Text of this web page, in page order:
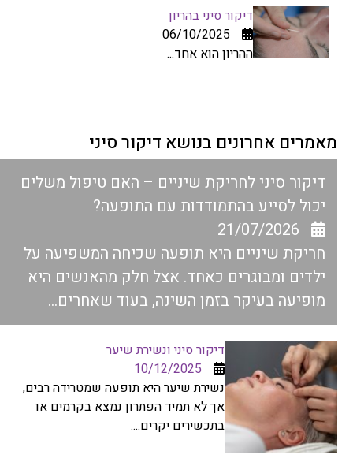
דיקור סיני בהריון
06/10/2025
ההריון הוא אחד...
מאמרים אחרונים בנושא דיקור סיני
דיקור סיני לחריקת שיניים – האם טיפול משלים
יכול לסייע בהתמודדות עם התופעה?
21/07/2026
חריקת שיניים היא תופעה שכיחה המשפיעה על
ילדים ומבוגרים כאחד. אצל חלק מהאנשים היא
מופיעה בעיקר בזמן השינה, בעוד שאחרים...
דיקור סיני ונשירת שיער
10/12/2025
נשירת שיער היא תופעה שמטרידה רבים,
אך לא תמיד הפתרון נמצא בקרמים או
בתכשירים יקרים....